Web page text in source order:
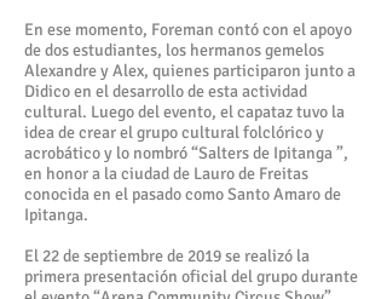
En ese momento, Foreman contó con el apoyo
de dos estudiantes, los hermanos gemelos
Alexandre y Alex, quienes participaron junto a
Didico en el desarrollo de esta actividad
cultural. Luego del evento, el capataz tuvo la
idea de crear el grupo cultural folclórico y
acrobático y lo nombró “Salters de Ipitanga ”,
en honor a la ciudad de Lauro de Freitas
conocida en el pasado como Santo Amaro de
Ipitanga.
El 22 de septiembre de 2019 se realizó la
primera presentación oficial del grupo durante